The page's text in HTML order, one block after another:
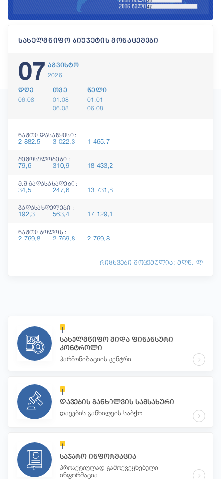
სახელმწიფო ბიუჯეტის მონაცემები
07 აგვისტო
2026
დღე
06.08
თვე
01.08
06.08
წელი
01.01
06.08
ნაშთი დასაწყისი :
2 882,5 3 022,3 1 465,7
შემოსულობები :
79,6 310,9 18 433,2
მ.შ გადასახადები :
34,5 247,6 13 731,8
გადასახდელები :
192,3 563,4 17 129,1
ნაშთი ბოლოს :
2 769,8 2 769,8 2 769,8
რიცხვები მოცემულია: მლნ. ლ
სახელმწიფო შიდა ფინანსური
კონტროლი
ჰარმონიზაციის ცენტრი
დავების განხილვის სამსახური
დავების განხილვის საბჭო
საჯარო ინფორმაცია
პროაქტიულად გამოქვეყნებული
ინფორმაცია